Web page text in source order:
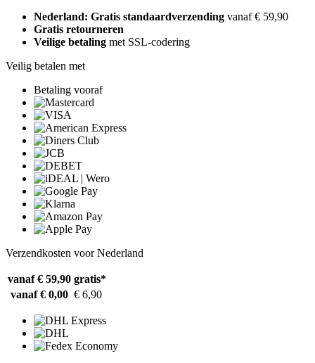
Nederland: Gratis standaardverzending vanaf € 59,90
Gratis retourneren
Veilige betaling met SSL-codering
Veilig betalen met
Betaling vooraf
Verzendkosten voor Nederland
vanaf € 59,90 gratis*
vanaf € 0,00 € 6,90